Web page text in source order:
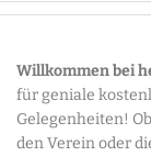
Willkommen bei
für geniale
Gelegenheiten!
den Verein oder